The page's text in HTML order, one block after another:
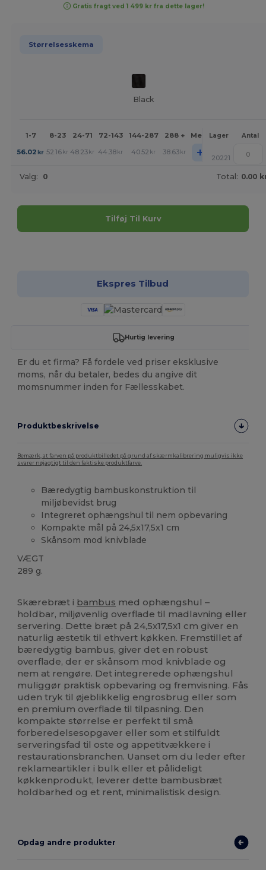
Gratis fragt ved 1 499 kr fra dette lager!
Størrelsesskema
Black
1-7 8-23 24-71 72-143 144-287 288 + MereLager Antal
56.02 kr 52.16 kr 48.23 kr 44.38 kr 40.52 kr 38.63 kr + 20221
Valg: 0 Total: 0.00
Tilføj Til Kurv
Ekspres Tilbud
Hurtig levering
Er du et firma? Få fordele ved priser eksklusive
moms, når du betaler, bedes du angive dit
momsnummer inden for Fællesskabet.
Produktbeskrivelse
Bemærk, at farven på produktbilledet på grund af skærmkalibrering muligvis ikke
svarer nøjagtigt til den faktiske produktfarve.
Bæredygtig bambuskonstruktion til
miljøbevidst brug
Integreret ophængshul til nem opbevaring
Kompakte mål på 24,5x17,5x1 cm
Skånsom mod knivblade
VÆGT
289 g.
Skærebræt i bambus med ophængshul –
holdbar, miljøvenlig overflade til madlavning eller
servering. Dette bræt på 24,5x17,5x1 cm giver en
naturlig æstetik til ethvert køkken. Fremstillet af
bæredygtig bambus, giver det en robust
overflade, der er skånsom mod knivblade og
nem at rengøre. Det integrerede ophængshul
muliggør praktisk opbevaring og fremvisning. Fås
uden tryk til øjeblikkelig engrosbrug eller som
en premium overflade til tilpasning. Den
kompakte størrelse er perfekt til små
forberedelsesopgaver eller som et stilfuldt
serveringsfad til oste og appetitvækkere i
restaurationsbranchen. Uanset om du leder efter
reklameartikler i bulk eller et pålideligt
køkkenprodukt, leverer dette bambusbræt
holdbarhed og et rent, minimalistisk design.
Opdag andre produkter